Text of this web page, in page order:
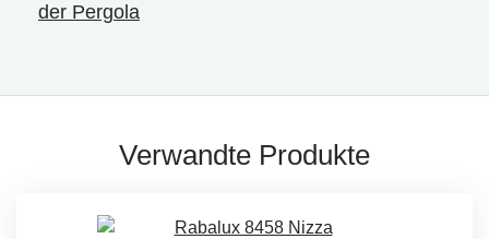
der Pergola
Verwandte Produkte